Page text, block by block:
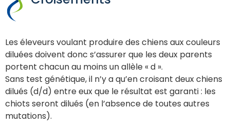
Les éleveurs voulant produire des chiens aux couleurs
diluées doivent donc s’assurer que les deux parents
portent chacun au moins un allèle « d ».
Sans test génétique, il n’y a qu’en croisant deux chiens
dilués (d/d) entre eux que le résultat est garanti : les
chiots seront dilués (en l’absence de toutes autres
mutations).